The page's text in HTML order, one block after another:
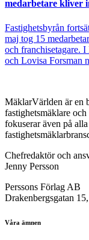
medarbetare kliver
Fastighetsbyrån
maj tog 15
och franchisetagare.
och Lovisa Forsman
MäklarVärlden är en
fastighetsmäklare
fokuserar även på
Chefredaktör och
Jenny Persson
Perssons Förlag AB
Drakenbergsgatan
Våra ämnen